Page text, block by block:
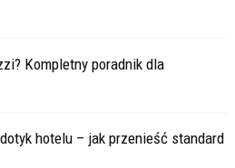
Kompletny poradnik dla
hotelu – jak przenieść standard